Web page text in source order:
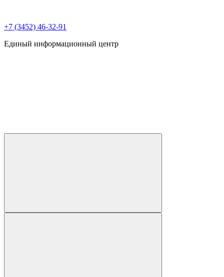
+7 (3452) 46-32-91
Единый информационный центр